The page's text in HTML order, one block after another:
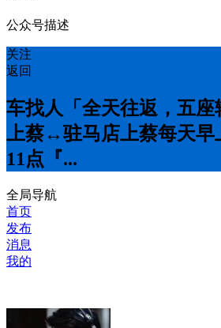
公众号描述
关注
返回
车找人「全天往返，五
上蔡↔️驻马店上蔡每天
11点『...
全局导航
首页
发布
消息
我的